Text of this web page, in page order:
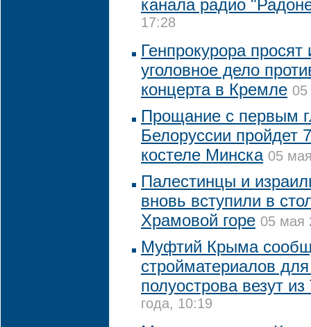
канала радио
17:28
Генпрокурора просят
уголовное дело
концерта в Кремле
Прощание с первым
Белоруссии пройдет
костеле Минска 05
Палестинцы и
вновь вступили в
Храмовой горе 05 мая
Муфтий Крыма
стройматериалов
полуострова везут
года, 10:19